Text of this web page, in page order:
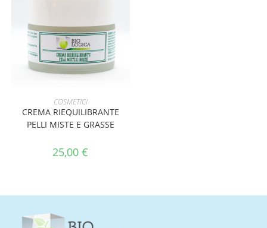
AGGIUNGI AL CARRELLO
COSMETICI
CREMA RIEQUILIBRANTE
PELLI MISTE E GRASSE
25,00€